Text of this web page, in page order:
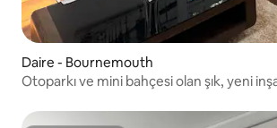
Daire - Bournemouth
Otoparkı ve mini bahçesi olan şık, yeni